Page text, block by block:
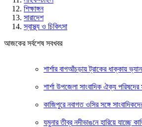
শিক্ষাঙ্গন
সারাদেশ
স্বাস্থ্য ও চিকিৎসা
আজকের সর্বশেষ সবখবর
শার্শার বাগআঁচড়ায় ট্রাকের ধাক্কায়
শার্শা উপজেলা সাংবাদিক ঐক্য পরিষদের
কাজিপুরে নবাগত ওসির সঙ্গে
যমুনার তীব্র নদীভাঙনে হারিয়ে যাচ্ছে